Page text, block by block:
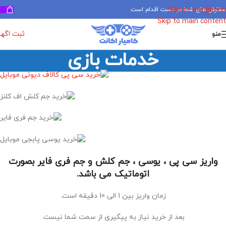
Skip to navigation
Skip to main content
سفارش های شما در دست اقدام است
منو ثبت
خدمات بازی
واریز سی پی ، یوسی ، جم کلش و جم فری فایر بصورت
اتوماتیک می باشد.
زمان واریز بین 1 الی 10 دقیقه است.
بعد از خرید نیاز به پیگیری از سمت شما نیست.